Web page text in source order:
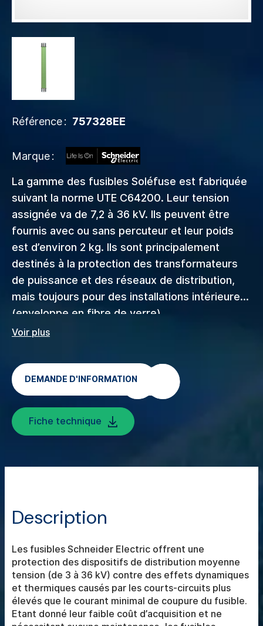
Référence 757328EE
Marque
La gamme des fusibles Soléfuse est fabriquée
suivant la norme UTE C64200. Leur tension
assignée va de 7,2 à 36 kV. Ils peuvent être
fournis avec ou sans percuteur et leur poids
est d’environ 2 kg. Ils sont principalement
destinés à la protection des transformateurs
de puissance et des réseaux de distribution,
mais toujours pour des installations intérieures
(enveloppe en fibre de verre).
Voir plus
DEMANDE D'INFORMATION
Fiche technique
Description
Les fusibles Schneider Electric offrent une
protection des dispositifs de distribution moyenne
tension (de 3 à 36 kV) contre des effets dynamiques
et thermiques causés par les courts-circuits plus
élevés que le courant minimal de coupure du fusible.
Etant donné leur faible coût d’acquisition et ne